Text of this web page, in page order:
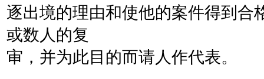
逐出境的理由和使他的案件得到合
或数人的复
审，并为此目的而请人作代表。